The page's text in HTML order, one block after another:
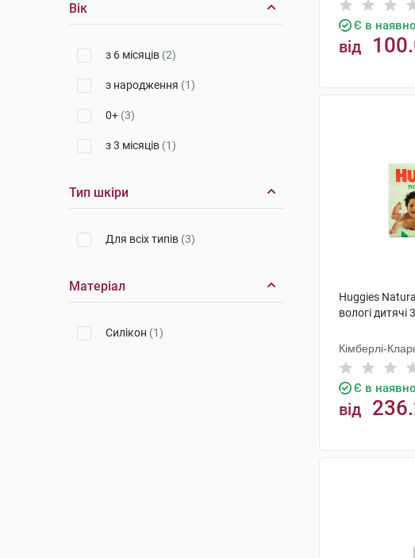
Вік
з 6 місяців (2)
з народження (1)
0+ (3)
з 3 місяців (1)
Тип шкіри
Для всіх типів (3)
Матеріал
Cилікон (1)
Є в
від
Huggies
вологі дитячі
Кімберлі-
Є в
від